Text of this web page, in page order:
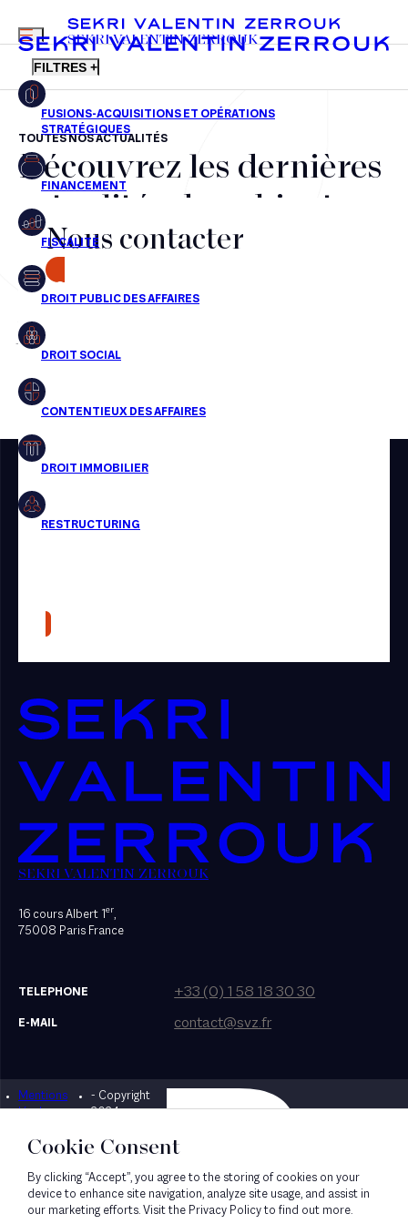
FR EN
MENU
SEKRI VALENTIN ZERROUK
FILTRES +
Fusions-acquisitions et opérations stratégiques
Financement
Fiscalité
Droit public des affaires
Droit social
Droit immobilier
Restructuring
Presse
TOUTES NOS ACTUALITÉS
Découvrez les dernières
actualités du cabinet,
nos récompenses et nos
transactions, jour après
jour
Aucun résultats pour cette recherche
Nous contacter
SEKRI VALENTIN ZERROUK
16 cours Albert 1er,
75008 Paris France
TELEPHONE +33 (0) 1 58 18 30 30
E-MAIL contact@svz.fr
Mentions
légales
- Copyright
2024
Designed by Bonhomme
Cookie Consent
By clicking “Accept”, you agree to the storing of cookies on your
device to enhance site navigation, analyze site usage, and assist in
our marketing efforts. Visit the Privacy Policy to find out more.